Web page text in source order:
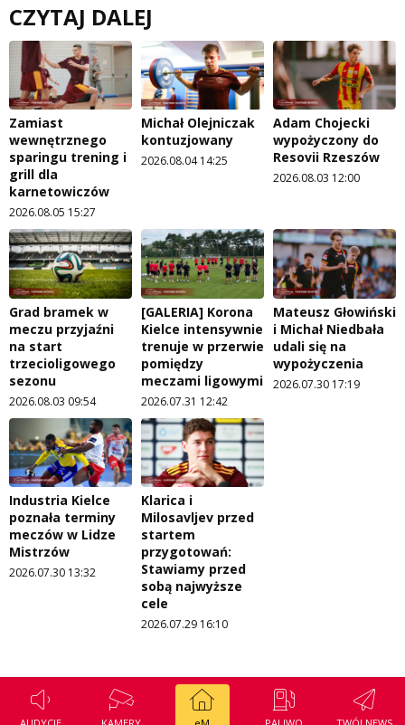
CZYTAJ DALEJ
Zamiast
wewnętrznego
sparingu trening i
grill dla
karnetowiczów
2026.08.05 15:27
Michał Olejniczak
kontuzjowany
2026.08.04 14:25
Adam Chojecki
wypożyczony do
Resovii Rzeszów
2026.08.03 12:00
Grad bramek w
meczu przyjaźni
na start
trzecioligowego
sezonu
2026.08.03 09:54
[GALERIA] Korona
Kielce intensywnie
trenuje w przerwie
pomiędzy
meczami ligowymi
2026.07.31 12:42
Mateusz Głowiński
i Michał Niedbała
udali się na
wypożyczenia
2026.07.30 17:19
Industria Kielce
poznała terminy
meczów w Lidze
Mistrzów
2026.07.30 13:32
Klarica i
Milosavljev przed
startem
przygotowań:
Stawiamy przed
sobą najwyższe
cele
2026.07.29 16:10